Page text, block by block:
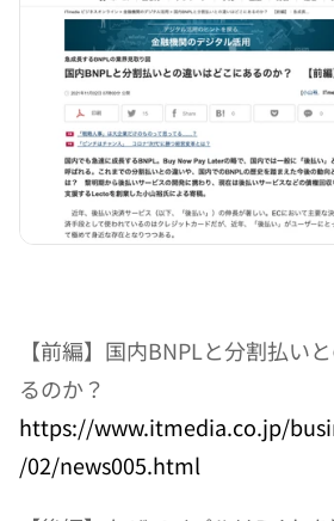
【前編】国内BNPLと分割払い
るのか？
https://www.itmedia.co.jp/
/02/news005.html